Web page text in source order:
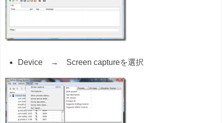
Device → Screen captureを選択